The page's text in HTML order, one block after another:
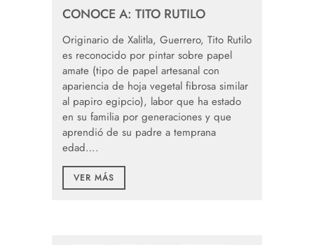
CONOCE A: TITO RUTILO
Originario de Xalitla, Guerrero, Tito Rutilo
es reconocido por pintar sobre papel
amate (tipo de papel artesanal con
apariencia de hoja vegetal fibrosa similar
al papiro egipcio), labor que ha estado
en su familia por generaciones y que
aprendió de su padre a temprana
edad….
VER MÁS